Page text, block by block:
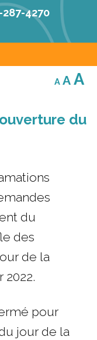
4270
Afont
A
size.
A
du
du
des
de la
2022.
pour
jour de la